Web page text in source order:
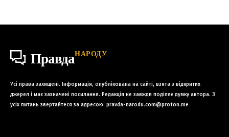
ПравдаНАРОДУ
Усі права захищені. Інформація, опублікована на сайті, взята з відкритих
джерел і має зазначені посилання. Редакція не завжди поділяє думку автора. З
усіх питань звертайтеся за адресою: pravda-narodu.com@proton.me